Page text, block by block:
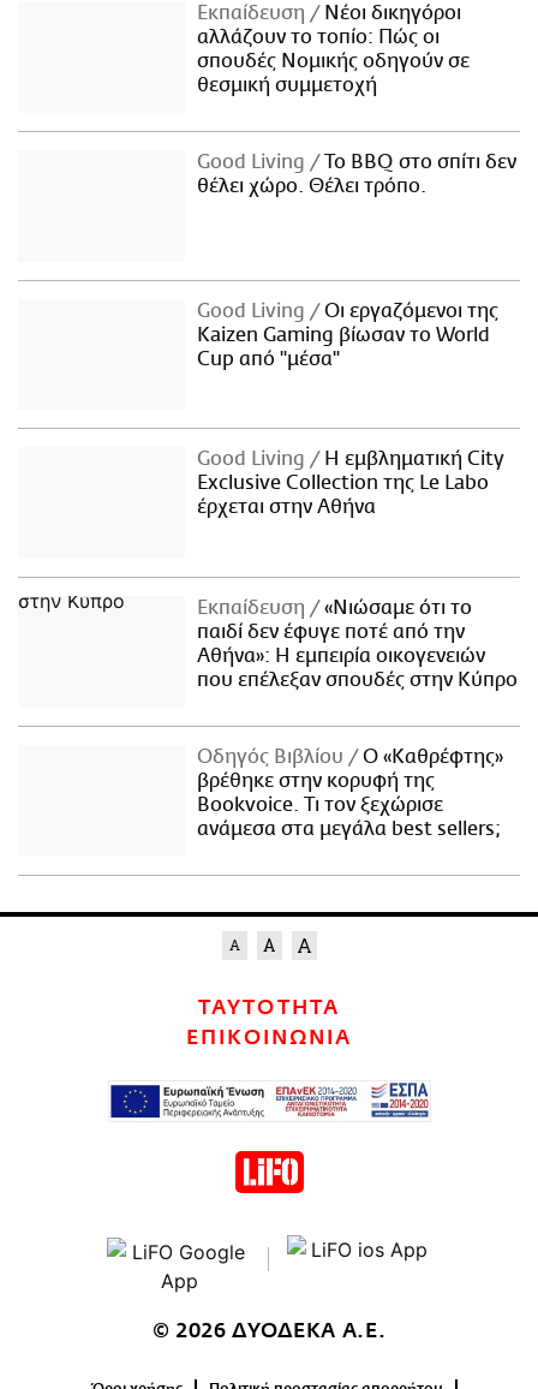
Εκπαίδευση
Νέοι δικηγόροι
αλλάζουν το τοπίο: Πώς οι
σπουδές Νομικής οδηγούν σε
θεσμική συμμετοχή
Good Living
Το BBQ στο σπίτι δεν
θέλει χώρο. Θέλει τρόπο.
Good Living
Οι εργαζόμενοι της
Kaizen Gaming βίωσαν το World
Cup από "μέσα"
Good Living
Η εμβληματική City
Exclusive Collection της Le Labo
έρχεται στην Αθήνα
Εκπαίδευση
«Νιώσαμε ότι το
παιδί δεν έφυγε ποτέ από την
Αθήνα»: Η εμπειρία οικογενειών
που επέλεξαν σπουδές στην Κύπρο
Οδηγός Βιβλίου
Ο «Καθρέφτης»
βρέθηκε στην κορυφή της
Bookvoice. Τι τον ξεχώρισε
ανάμεσα στα μεγάλα best sellers;
ΤΑΥΤΟΤΗΤΑ
ΕΠΙΚΟΙΝΩΝΙΑ
© 2026 ΔΥΟΔΕΚΑ Α.Ε.